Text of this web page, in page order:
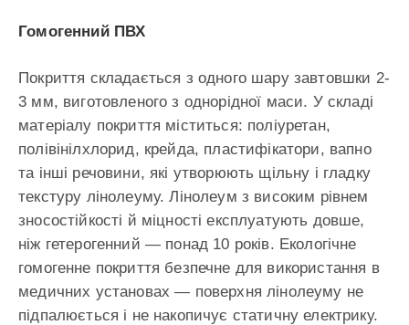
Гомогенний ПВХ
Покриття складається з одного шару завтовшки 2-
3 мм, виготовленого з однорідної маси. У складі
матеріалу покриття міститься: поліуретан,
полівінілхлорид, крейда, пластифікатори, вапно
та інші речовини, які утворюють щільну і гладку
текстуру лінолеуму. Лінолеум з високим рівнем
зносостійкості й міцності експлуатують довше,
ніж гетерогенний — понад 10 років. Екологічне
гомогенне покриття безпечне для використання в
медичних установах — поверхня лінолеуму не
підпалюється і не накопичує статичну електрику.